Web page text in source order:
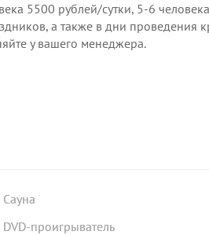
5500 рублей/сутки, 5-6
а также в дни проведения
у вашего менеджера.
Сауна
DVD-проигрыватель